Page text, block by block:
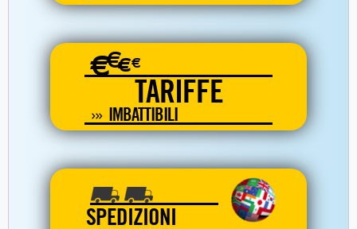
€€€€
TARIFFE
IMBATTIBILI
SPEDIZIONI